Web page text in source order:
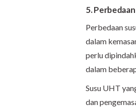
5.
Perbedaan
dalam
perlu
dalam
Susu UHT
dan